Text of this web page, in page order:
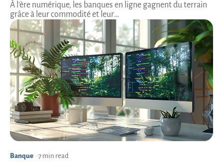
À l'ère numérique, les banques en ligne gagnent du terrain
grâce à leur commodité et leur…
Banque 7 min read